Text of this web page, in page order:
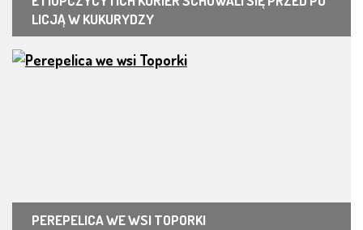
LICJĄ W KUKURYDZY
PEREPELICA WE WSI TOPORKI